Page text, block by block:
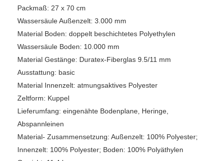
Packmaß: 27 x 70 cm
Wassersäule Außenzelt: 3.000 mm
Material Boden: doppelt beschichtetes Polyethylen
Wassersäule Boden: 10.000 mm
Material Gestänge: Duratex-Fiberglas 9.5/11 mm
Ausstattung: basic
Material Innenzelt: atmungsaktives Polyester
Zeltform: Kuppel
Lieferumfang: eingenähte Bodenplane, Heringe,
Abspannleinen
Material- Zusammensetzung: Außenzelt: 100% Polyester;
Innenzelt: 100% Polyester; Boden: 100% Polyäthylen